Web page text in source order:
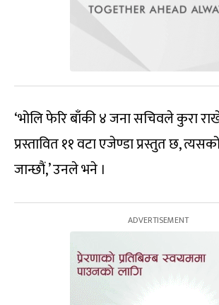
‘भोलि फेरि बाँकी ४ जना सचिवले कुरा
प्रस्तावित ११ वटा एजेण्डा प्रस्तुत छ,
जान्छौं,’ उनले भने ।